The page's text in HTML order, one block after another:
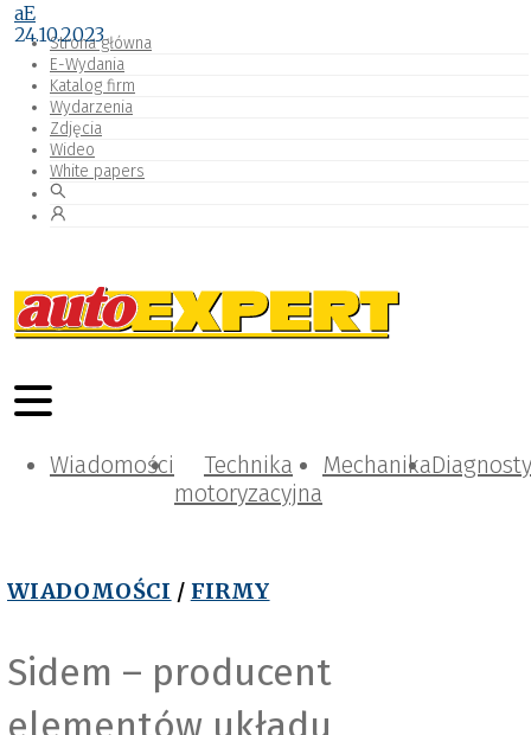
Strona główna
E-Wydania
Katalog firm
Wydarzenia
Zdjęcia
Wideo
White papers
Wiadomości
Technika
motoryzacyjna
Mechanika
WIADOMOŚCI / FIRMY
Sidem – producent
elementów układu
aE
24.10.2023